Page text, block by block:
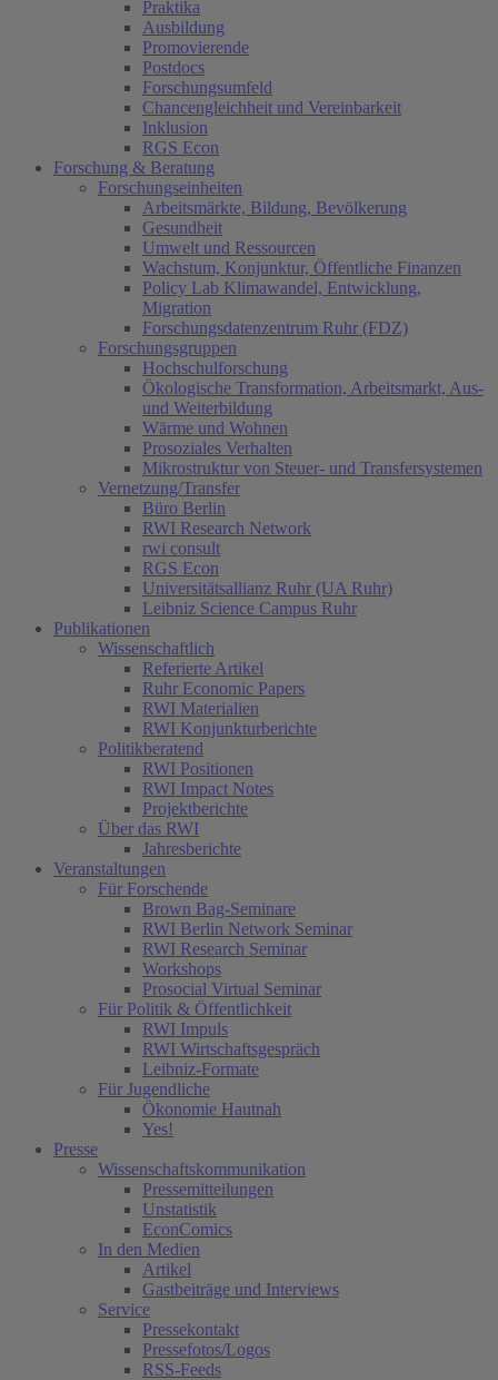
Praktika
Ausbildung
Promovierende
Postdocs
Forschungsumfeld
Chancengleichheit und Vereinbarkeit
Inklusion
RGS Econ
Forschung & Beratung
Forschungseinheiten
Arbeitsmärkte, Bildung, Bevölkerung
Gesundheit
Umwelt und Ressourcen
Wachstum, Konjunktur, Öffentliche Finanzen
Policy Lab Klimawandel, Entwicklung,
Migration
Forschungsdatenzentrum Ruhr (FDZ)
Forschungsgruppen
Hochschulforschung
Ökologische Transformation, Arbeitsmarkt, Aus-
und Weiterbildung
Wärme und Wohnen
Prosoziales Verhalten
Mikrostruktur von Steuer- und Transfersystemen
Vernetzung/Transfer
Büro Berlin
RWI Research Network
rwi consult
RGS Econ
Universitätsallianz Ruhr (UA Ruhr)
Leibniz Science Campus Ruhr
Publikationen
Wissenschaftlich
Referierte Artikel
Ruhr Economic Papers
RWI Materialien
RWI Konjunkturberichte
Politikberatend
RWI Positionen
RWI Impact Notes
Projektberichte
Über das RWI
Jahresberichte
Veranstaltungen
Für Forschende
Brown Bag-Seminare
RWI Berlin Network Seminar
RWI Research Seminar
Workshops
Prosocial Virtual Seminar
Für Politik & Öffentlichkeit
RWI Impuls
RWI Wirtschaftsgespräch
Leibniz-Formate
Für Jugendliche
Ökonomie Hautnah
Yes!
Presse
Wissenschaftskommunikation
Pressemitteilungen
Unstatistik
EconComics
In den Medien
Artikel
Gastbeiträge und Interviews
Service
Pressekontakt
Pressefotos/Logos
RSS-Feeds